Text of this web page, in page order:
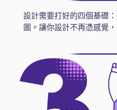
設計需要打好的四個基礎
圖。讓你設計不再憑感覺